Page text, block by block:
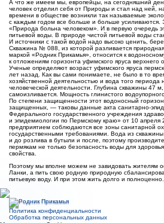
А что же имеем мы, европейцы, на сегодняшний
человек отделил себя от Природы и стал над ней,
времени в обществе возникли так называемые
с каждым годом все больше и больше усиливаются.
«Природа больна человеком». И в первую очередь
питьевой воды. В природе чистой питьевой воды
И источники с такой водой надо высоко ценить,
Скважина № 088, из которой разливается
маркой «Родник Прикамья», относится к
к отложениям горизонта уфимского яруса верхнего
Ученые определяют возраст уфимского яруса
лет назад. Как вы сами понимаете, не было в то
хозяйственной деятельностью и вода того периода
человеческой деятельности. Глубина скважины 47
самоизливается. Мощность глинистого
По степени защищенности этот водоносный
защищенных, — таковы данные акта санитарно-
Федерального государственного учреждения
и эпидемиологии по Пермскому краю» от 10 апреля
предприятием соблюдаются все зоны санитарной
государственными требованиями. Вода из
и до розлива в бутыли и после, поэтому
пермякам не только безопасность воды для
свойства.
Поэтому мы вполне можем не завидовать жителям
Ланки, а пить свою родную природную
питьевую воду. И при этом жить долго и полноценно.
Политика конфиденциальности
Обработка персональных данных